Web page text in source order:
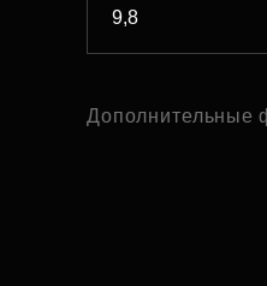
Дополнительные